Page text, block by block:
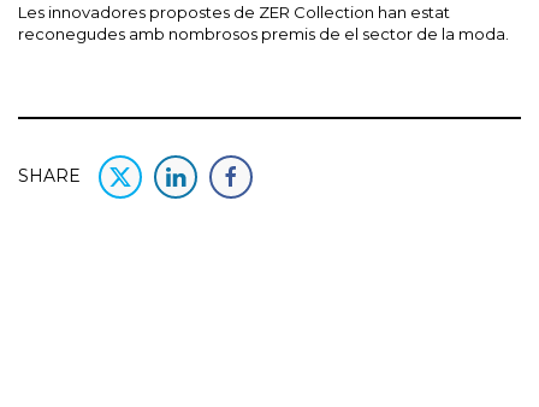
Les innovadores propostes de ZER Collection han estat
reconegudes amb nombrosos premis de el sector de la moda.
SHARE